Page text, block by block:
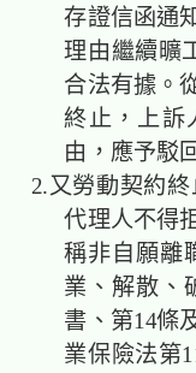
存證信函通
理由繼續曠
合法有據。
終止，上訴
由，應予駁
2.又勞動契約
代理人不得
稱非自願離
業、解散、
書、第14條
業保險法第